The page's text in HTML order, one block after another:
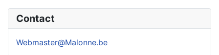
Contact
Webmaster@Malonne.be